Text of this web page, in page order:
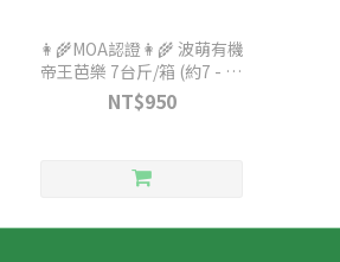
👩‍🌾MOA認證👩‍🌾 波萌有機
帝王芭樂 7台斤/箱 (約7 - 10
顆)
NT$950